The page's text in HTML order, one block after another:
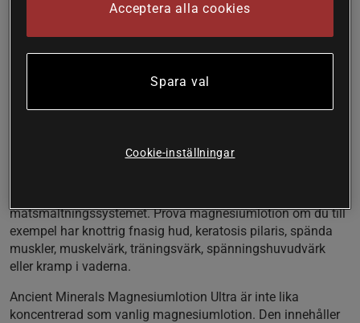
Ekologisk kroppslotion med magnesiumolja och MSM från
Magnesium genom huden
Bidrar till normal energiomsättning
Ancient Minerals Magnesiumlotion Ultra är ett transdermalt
matsmältningssystemet. Prova magnesiumlotion om du till
exempel har knottrig fnasig hud, keratosis pilaris, spända
muskler, muskelvärk, träningsvärk, spänningshuvudvärk
eller kramp i vaderna.
Ancient Minerals Magnesiumlotion Ultra är inte lika
koncentrerad som vanlig magnesiumlotion. Den innehåller
Acceptera alla cookies
Spara val
Cookie-inställningar